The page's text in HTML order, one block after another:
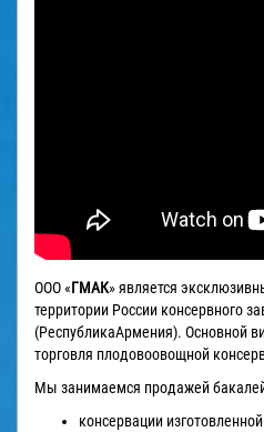
ООО «ГМАК» является
территории России консервного
(РеспубликаАрмения). Основной
торговля плодовоовощной
Мы занимаемся продажей
консервации